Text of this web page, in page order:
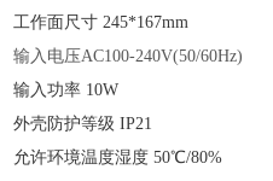
工作面尺寸 245*167mm
输入电压AC100-240V(50/60Hz)
输入功率 10W
外壳防护等级 IP21
允许环境温度湿度 50℃/80%